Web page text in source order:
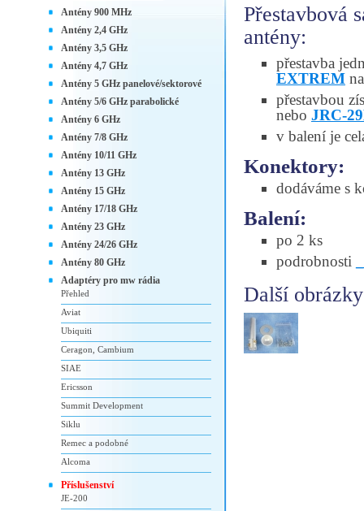
Přestavbová
antény:
přestavba
EXTREM
přestavbou
nebo JRC-
v balení je
Konektory:
dodáváme s
Balení:
po 2 ks
podrobnosti
Další
Antény 900 MHz
Antény 2,4 GHz
Antény 3,5 GHz
Antény 4,7 GHz
Antény 5 GHz panelové/sektorové
Antény 5/6 GHz parabolické
Antény 6 GHz
Antény 7/8 GHz
Antény 10/11 GHz
Antény 13 GHz
Antény 15 GHz
Antény 17/18 GHz
Antény 23 GHz
Antény 24/26 GHz
Antény 80 GHz
Adaptéry pro mw rádia
Přehled
Aviat
Ubiquiti
Ceragon, Cambium
SIAE
Ericsson
Summit Development
Siklu
Remec a podobné
Alcoma
Příslušenství
JE-200